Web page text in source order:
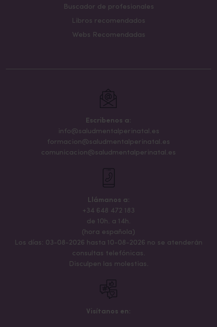
Buscador de profesionales
Libros recomendados
Webs Recomendadas
Escribenos a:
info@saludmentalperinatal.es
formacion@saludmentalperinatal.es
comunicacion@saludmentalperinatal.es
Llámanos a:
+34 648 472 183
de 10h. a 14h.
(hora española)
Los días: 03-08-2026 hasta 10-08-2026 no se atenderán
consultas telefónicas.
Disculpen las molestias.
Visítanos en: